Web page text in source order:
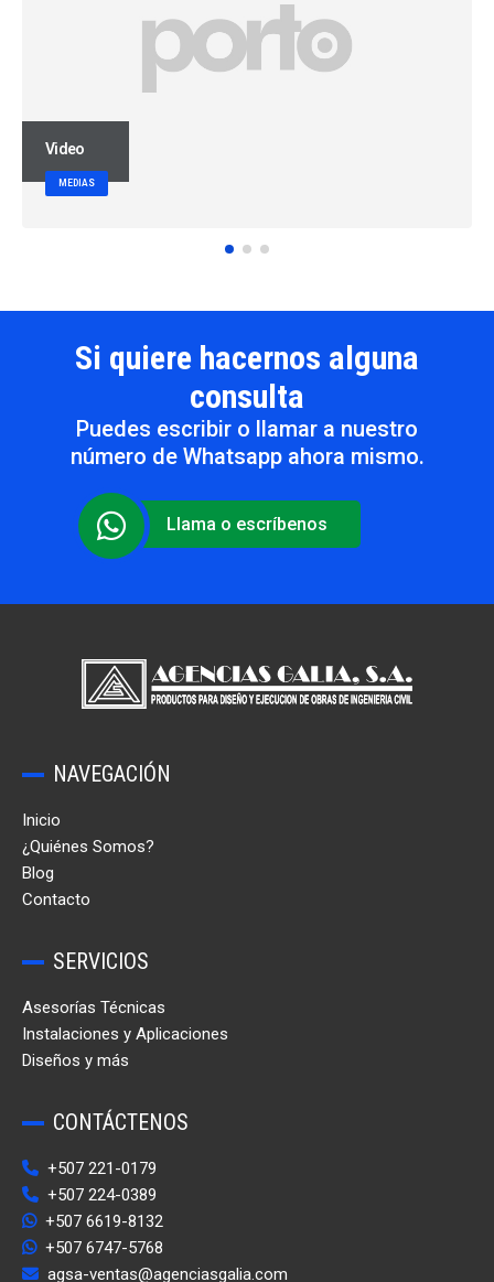
Video
MEDIAS
Si quiere hacernos alguna
consulta
Puedes escribir o llamar a nuestro
número de Whatsapp ahora mismo.
Llama o escríbenos
NAVEGACIÓN
Inicio
¿Quiénes Somos?
Blog
Contacto
SERVICIOS
Asesorías Técnicas
Instalaciones y Aplicaciones
Diseños y más
CONTÁCTENOS
+507 221-0179
+507 224-0389
+507 6619-8132
+507 6747-5768
agsa-ventas@agenciasgalia.com